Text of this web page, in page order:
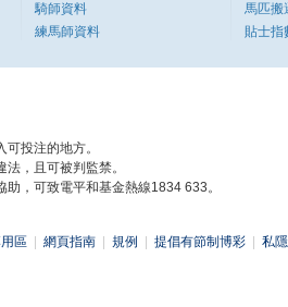
騎師資料
練馬師資料
馬匹搬
貼士指
投注的地方。
，且可被判監禁。
，可致電平和基金熱線1834 633。
區 網頁指南 規例 提倡有節制博彩 私